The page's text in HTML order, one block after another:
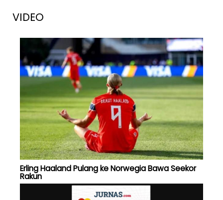
VIDEO
Erling Haaland Pulang ke Norwegia Bawa Seekor
Rakun